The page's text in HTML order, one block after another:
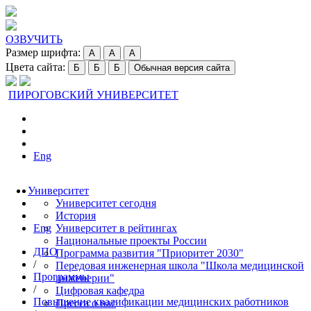
ОЗВУЧИТЬ
Размер шрифта:
A A A
Цвета сайта: Б Б Б Обычная версия сайта
ПИРОГОВСКИЙ УНИВЕРСИТЕТ
Eng
Университет
Университет сегодня
История
Университет в рейтингах
Национальные проекты России
Программа развития "Приоритет 2030"
Передовая инженерная школа "Школа медицинской
инженерии"
Цифровая кафедра
Пресса о нас
Eng
ДПО
/
Программы
/
Повышение квалификации медицинских работников